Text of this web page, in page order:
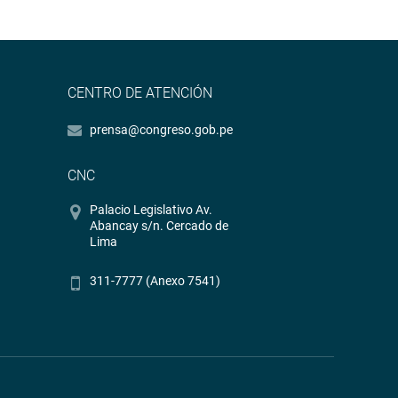
CENTRO DE ATENCIÓN
prensa@congreso.gob.pe
CNC
Palacio Legislativo Av.
Abancay s/n. Cercado de
Lima
311-7777 (Anexo 7541)